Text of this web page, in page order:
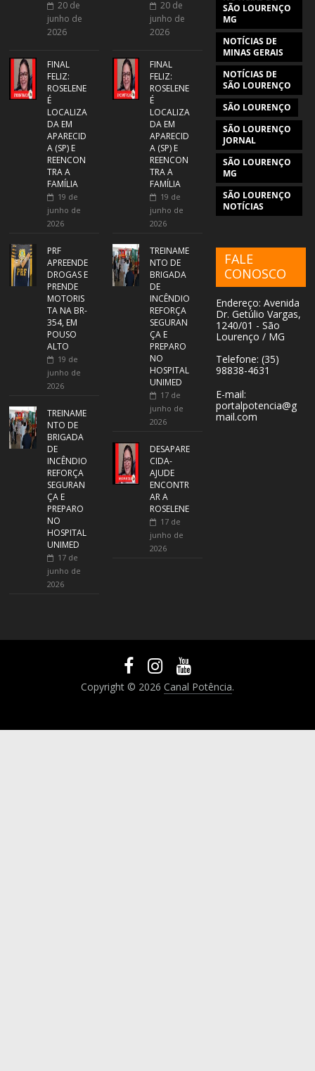
20 de
junho de
2026
FINAL
FELIZ:
ROSELENE
É
LOCALIZA
DA EM
APARECID
A (SP) E
REENCON
TRA A
FAMÍLIA
19 de
junho de
2026
PRF
APREENDE
DROGAS E
PRENDE
MOTORIS
TA NA BR-
354, EM
POUSO
ALTO
19 de
junho de
2026
TREINAME
NTO DE
BRIGADA
DE
INCÊNDIO
REFORÇA
SEGURAN
ÇA E
PREPARO
NO
HOSPITAL
UNIMED
17 de
junho de
2026
20 de
junho de
2026
FINAL
FELIZ:
ROSELENE
É
LOCALIZA
DA EM
APARECID
A (SP) E
REENCON
TRA A
FAMÍLIA
19 de
junho de
2026
TREINAME
NTO DE
BRIGADA
DE
INCÊNDIO
REFORÇA
SEGURAN
ÇA E
PREPARO
NO
HOSPITAL
UNIMED
17 de
junho de
2026
DESAPARE
CIDA-
AJUDE
ENCONTR
AR A
ROSELENE
17 de
junho de
2026
SÃO LOURENÇO
MG
NOTÍCIAS DE
MINAS GERAIS
NOTÍCIAS DE
SÃO LOURENÇO
SÃO LOURENÇO
SÃO LOURENÇO
JORNAL
SÃO LOURENÇO
MG
SÃO LOURENÇO
NOTÍCIAS
FALE
CONOSCO
Endereço: Avenida
Dr. Getúlio Vargas,
1240/01 - São
Lourenço / MG
Telefone: (35)
98838-4631
E-mail:
portalpotencia@g
mail.com
Copyright © 2026 Canal Potência.